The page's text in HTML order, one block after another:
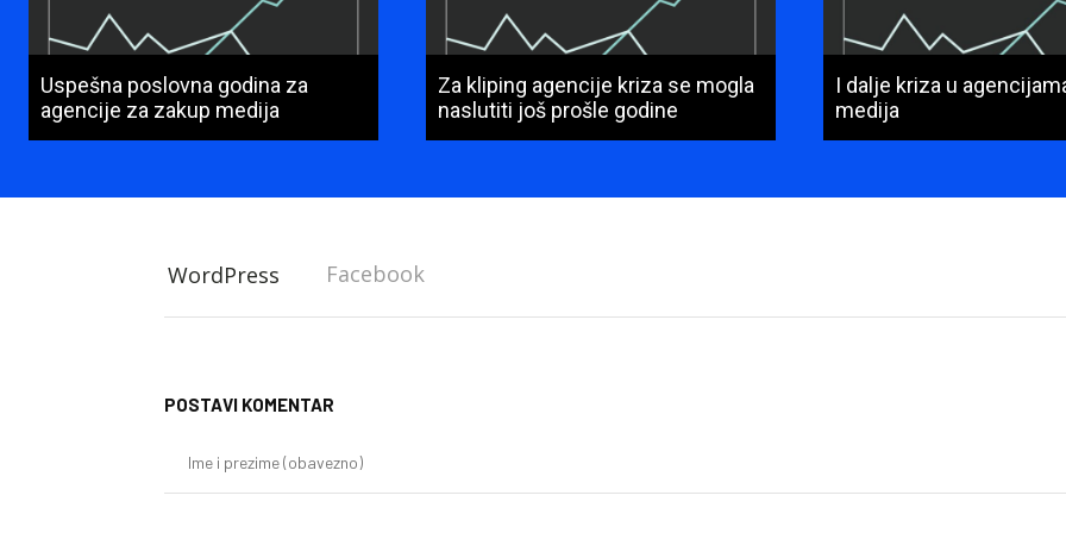
Uspešna poslovna godina za
agencije za zakup medija
Za kliping agencije kriza se mogla
naslutiti još prošle godine
I dalje kriza u
medija
WordPress Facebook
POSTAVI KOMENTAR